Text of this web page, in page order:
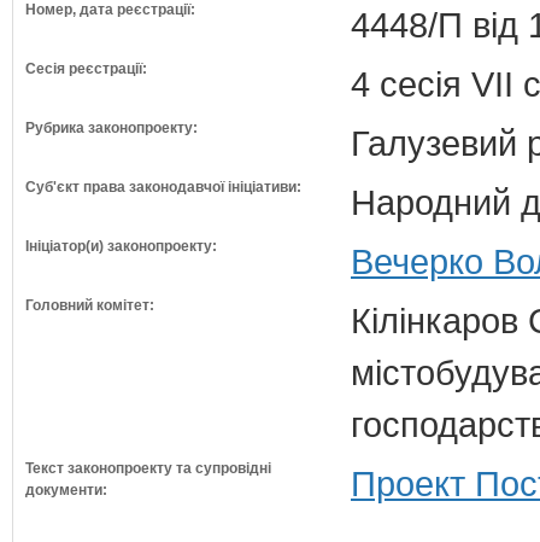
Номер, дата реєстрації: 4448/П від
Сесія реєстрації: 4 сесія VII
Рубрика законопроекту: Галузевий
Суб'єкт права законодавчої ініціативи: Народний
Ініціатор(и) законопроекту: Вечерко
Головний комітет:
Текст законопроекту та супровідні
документи:
Проект